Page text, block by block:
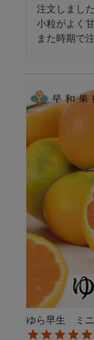
注文しました
小粒がよく
また時期で
ゆら早生 ミニ